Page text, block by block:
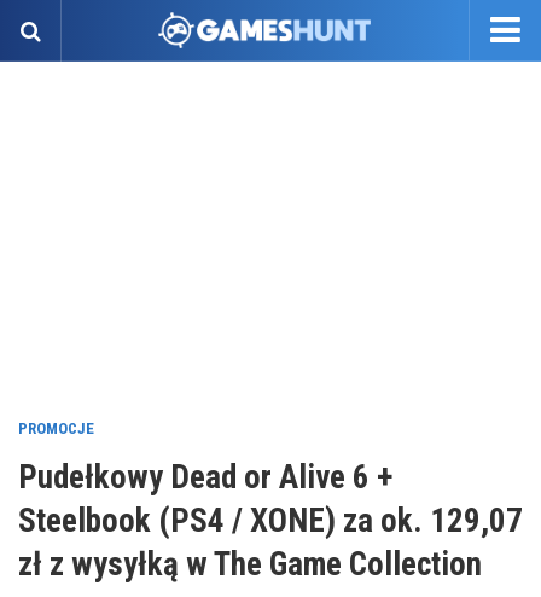
PROMOCJE
Pudełkowy Dead or Alive 6 +
Steelbook (PS4 / XONE) za ok. 129,07
zł z wysyłką w The Game Collection